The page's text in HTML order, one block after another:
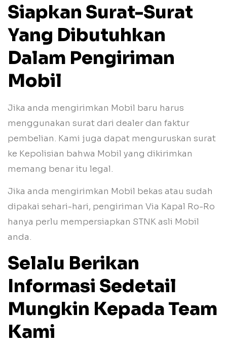
Siapkan Surat-Surat
Yang Dibutuhkan
Dalam Pengiriman
Mobil
Jika anda mengirimkan Mobil baru harus
menggunakan surat dari dealer dan faktur
pembelian. Kami juga dapat menguruskan surat
ke Kepolisian bahwa Mobil yang dikirimkan
memang benar itu legal.
Jika anda mengirimkan Mobil bekas atau sudah
dipakai sehari-hari, pengiriman Via Kapal Ro-Ro
hanya perlu mempersiapkan STNK asli Mobil
anda.
Selalu Berikan
Informasi Sedetail
Mungkin Kepada Team
Kami